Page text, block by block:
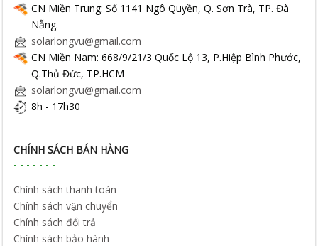
CN Miền Trung: Số 1141 Ngô Quyền, Q. Sơn Trà, TP. Đà
Nẵng.
solarlongvu@gmail.com
CN Miền Nam: 668/9/21/3 Quốc Lộ 13, P.Hiệp Bình Phước,
Q.Thủ Đức, TP.HCM
solarlongvu@gmail.com
8h - 17h30
CHÍNH SÁCH BÁN HÀNG
Chính sách thanh toán
Chính sách vận chuyển
Chính sách đổi trả
Chính sách bảo hành